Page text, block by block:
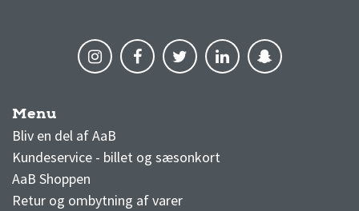
Menu
Bliv en del af AaB
Kundeservice - billet og sæsonkort
AaB Shoppen
Retur og ombytning af varer